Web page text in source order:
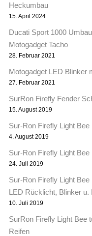
Heckumbau
15. April 2024
Ducati Sport 1000
Motogadget Tacho
28. Februar 2021
Motogadget LED Blinker
27. Februar 2021
SurRon Firefly Fender
15. August 2019
Sur-Ron Firefly Light
4. August 2019
Sur-Ron Firefly Light
24. Juli 2019
Sur-Ron Firefly Light
LED Rücklicht, Blinker u.
10. Juli 2019
SurRon Firefly Light Bee
Reifen